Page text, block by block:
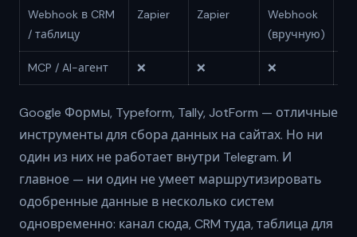
Webhook в CRM
/ таблицу
Zapier Zapier
Webhook
(вручную)
MCP / AI-агент ❌ ❌ ❌
Google Формы, Typeform, Tally, JotForm — отличные
инструменты для сбора данных на сайтах. Но ни
один из них не работает внутри Telegram. И
главное — ни один не умеет маршрутизировать
одобренные данные в несколько систем
одновременно: канал сюда, CRM туда, таблица для